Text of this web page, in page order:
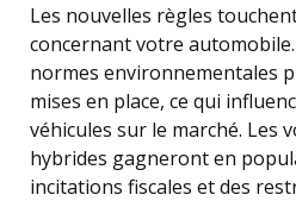
Les nouvelles règles
concernant votre
normes environnementales
mises en place, ce qui
véhicules sur le marché. Les
hybrides gagneront en
incitations fiscales et des